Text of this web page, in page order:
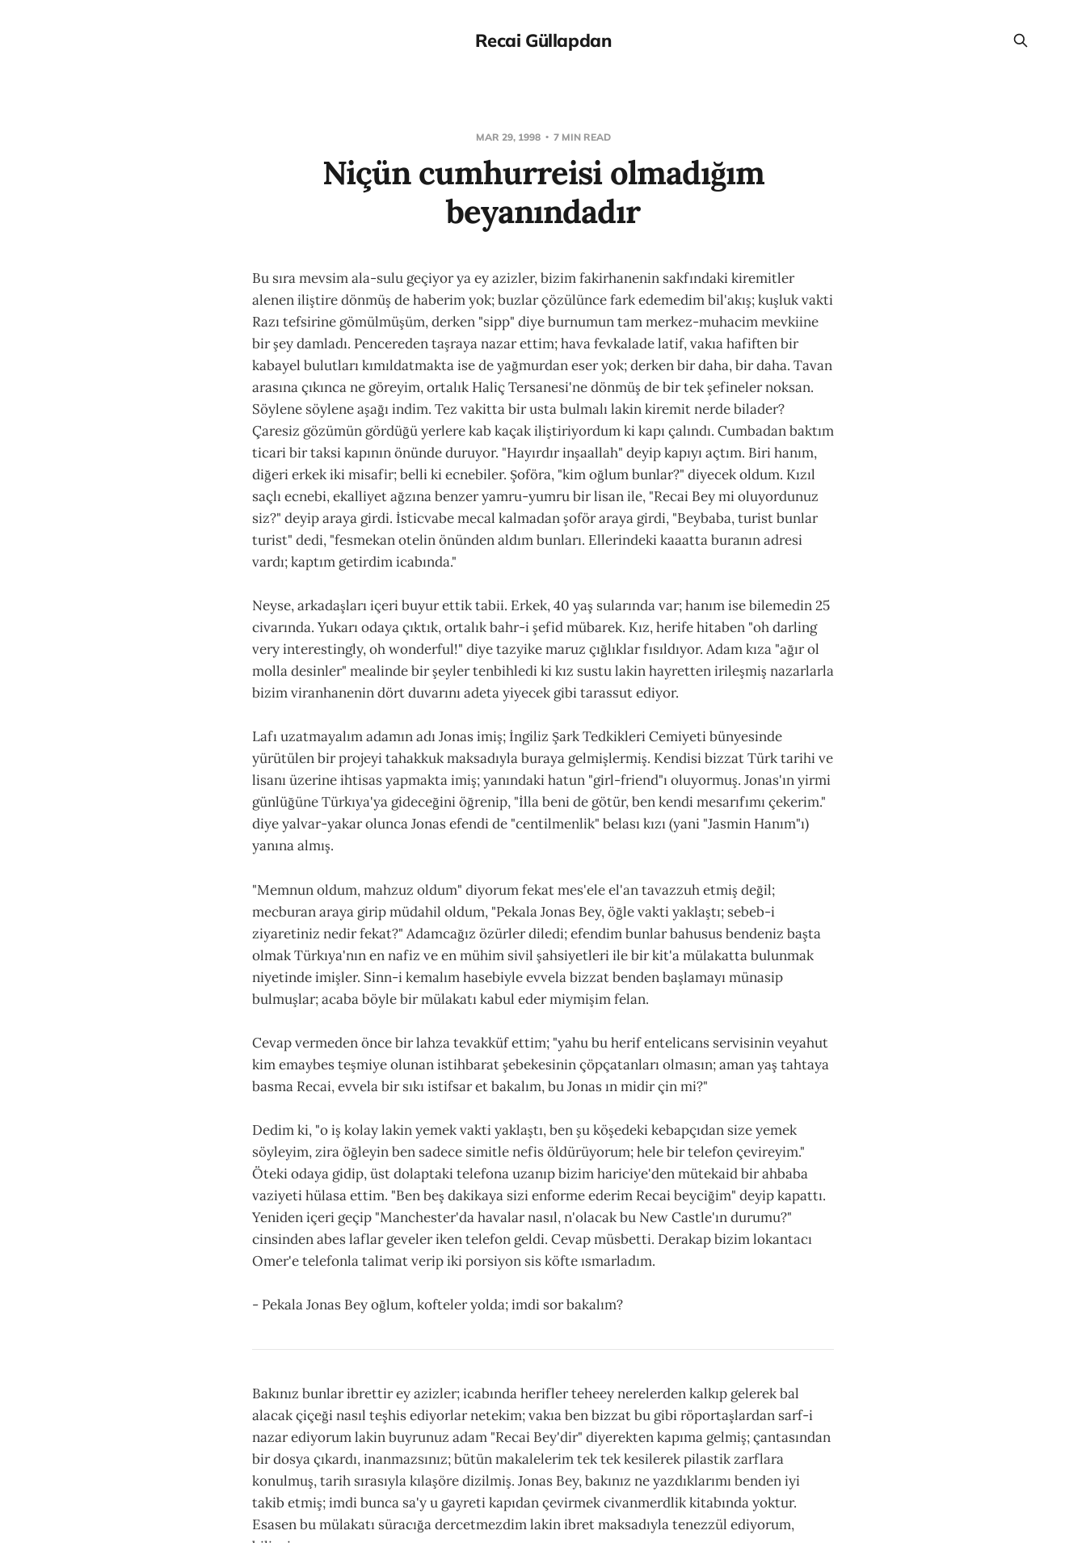
Recai Güllapdan
MAR 29, 1998 7 MIN READ
Niçün cumhurreisi olmadığım
beyanındadır
Bu sıra mevsim ala-sulu geçiyor ya ey azizler, bizim fakirhanenin sakfındaki kiremitler
alenen iliştire dönmüş de haberim yok; buzlar çözülünce fark edemedim bil'akış; kuşluk vakti
Razı tefsirine gömülmüşüm, derken "sipp" diye burnumun tam merkez-muhacim mevkiine
bir şey damladı. Pencereden taşraya nazar ettim; hava fevkalade latif, vakıa hafiften bir
kabayel bulutları kımıldatmakta ise de yağmurdan eser yok; derken bir daha, bir daha. Tavan
arasına çıkınca ne göreyim, ortalık Haliç Tersanesi'ne dönmüş de bir tek şefineler noksan.
Söylene söylene aşağı indim. Tez vakitta bir usta bulmalı lakin kiremit nerde bilader?
Çaresiz gözümün gördüğü yerlere kab kaçak iliştiriyordum ki kapı çalındı. Cumbadan baktım
ticari bir taksi kapının önünde duruyor. "Hayırdır inşaallah" deyip kapıyı açtım. Biri hanım,
diğeri erkek iki misafir; belli ki ecnebiler. Şoföra, "kim oğlum bunlar?" diyecek oldum. Kızıl
saçlı ecnebi, ekalliyet ağzına benzer yamru-yumru bir lisan ile, "Recai Bey mi oluyordunuz
siz?" deyip araya girdi. İsticvabe mecal kalmadan şoför araya girdi, "Beybaba, turist bunlar
turist" dedi, "fesmekan otelin önünden aldım bunları. Ellerindeki kaaatta buranın adresi
vardı; kaptım getirdim icabında."
Neyse, arkadaşları içeri buyur ettik tabii. Erkek, 40 yaş sularında var; hanım ise bilemedin 25
civarında. Yukarı odaya çıktık, ortalık bahr-i şefid mübarek. Kız, herife hitaben "oh darling
very interestingly, oh wonderful!" diye tazyike maruz çığlıklar fısıldıyor. Adam kıza "ağır ol
molla desinler" mealinde bir şeyler tenbihledi ki kız sustu lakin hayretten irileşmiş nazarlarla
bizim viranhanenin dört duvarını adeta yiyecek gibi tarassut ediyor.
Lafı uzatmayalım adamın adı Jonas imiş; İngiliz Şark Tedkikleri Cemiyeti bünyesinde
yürütülen bir projeyi tahakkuk maksadıyla buraya gelmişlermiş. Kendisi bizzat Türk tarihi ve
lisanı üzerine ihtisas yapmakta imiş; yanındaki hatun "girl-friend"ı oluyormuş. Jonas'ın yirmi
günlüğüne Türkıya'ya gideceğini öğrenip, "İlla beni de götür, ben kendi mesarıfımı çekerim."
diye yalvar-yakar olunca Jonas efendi de "centilmenlik" belası kızı (yani "Jasmin Hanım"ı)
yanına almış.
"Memnun oldum, mahzuz oldum" diyorum fekat mes'ele el'an tavazzuh etmiş değil;
mecburan araya girip müdahil oldum, "Pekala Jonas Bey, öğle vakti yaklaştı; sebeb-i
ziyaretiniz nedir fekat?" Adamcağız özürler diledi; efendim bunlar bahusus bendeniz başta
olmak Türkıya'nın en nafiz ve en mühim sivil şahsiyetleri ile bir kit'a mülakatta bulunmak
niyetinde imişler. Sinn-i kemalım hasebiyle evvela bizzat benden başlamayı münasip
bulmuşlar; acaba böyle bir mülakatı kabul eder miymişim felan.
Cevap vermeden önce bir lahza tevakküf ettim; "yahu bu herif entelicans servisinin veyahut
kim emaybes teşmiye olunan istihbarat şebekesinin çöpçatanları olmasın; aman yaş tahtaya
basma Recai, evvela bir sıkı istifsar et bakalım, bu Jonas ın midir çin mi?"
Dedim ki, "o iş kolay lakin yemek vakti yaklaştı, ben şu köşedeki kebapçıdan size yemek
söyleyim, zira öğleyin ben sadece simitle nefis öldürüyorum; hele bir telefon çevireyim."
Öteki odaya gidip, üst dolaptaki telefona uzanıp bizim hariciye'den mütekaid bir ahbaba
vaziyeti hülasa ettim. "Ben beş dakikaya sizi enforme ederim Recai beyciğim" deyip kapattı.
Yeniden içeri geçip "Manchester'da havalar nasıl, n'olacak bu New Castle'ın durumu?"
cinsinden abes laflar geveler iken telefon geldi. Cevap müsbetti. Derakap bizim lokantacı
Omer'e telefonla talimat verip iki porsiyon sis köfte ısmarladım.
- Pekala Jonas Bey oğlum, kofteler yolda; imdi sor bakalım?
Bakınız bunlar ibrettir ey azizler; icabında herifler teheey nerelerden kalkıp gelerek bal
alacak çiçeği nasıl teşhis ediyorlar netekim; vakıa ben bizzat bu gibi röportaşlardan sarf-i
nazar ediyorum lakin buyrunuz adam "Recai Bey'dir" diyerekten kapıma gelmiş; çantasından
bir dosya çıkardı, inanmazsınız; bütün makalelerim tek tek kesilerek pilastik zarflara
konulmuş, tarih sırasıyla kılaşöre dizilmiş. Jonas Bey, bakınız ne yazdıklarımı benden iyi
takib etmiş; imdi bunca sa'y u gayreti kapıdan çevirmek civanmerdlik kitabında yoktur.
Esasen bu mülakatı süracığa dercetmezdim lakin ibret maksadıyla tenezzül ediyorum,